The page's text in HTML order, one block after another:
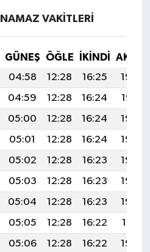
VAKITLERI
GÜNEŞ ÖĞLE İKINDI
04:58 12:28 16:25
19:48
04:59 12:28 16:24
19:47
05:00 12:28 16:24
19:46
05:01 12:28 16:24
19:45
05:02 12:28 16:23
19:44
05:03 12:28 16:23
19:43
05:04 12:28 16:23
19:42
05:05 12:28 16:22
19:41
05:06 12:28 16:22
19:40